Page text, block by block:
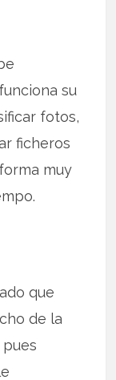
su
fotos,
ficheros
muy
que
de la